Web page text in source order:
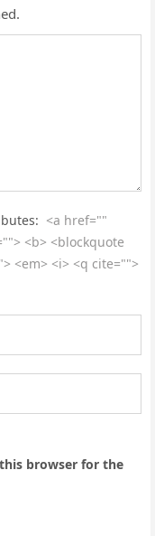
<a href=""
<b> <blockquote
<em> <i> <q cite="">
browser for the